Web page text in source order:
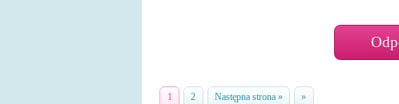
1 2 Następna strona » »